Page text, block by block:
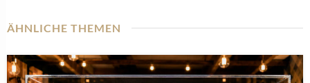
ÄHNLICHE THEMEN